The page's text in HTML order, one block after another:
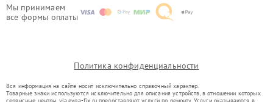
Мы принимаем
все формы оплаты
Политика конфиденциальности
Вся информация на сайте носит исключительно справочный характер.
Товарные знаки используются исключительно для описания устройств, в отношении которых
сервисные центры vla.evga-fix.ru предоставляют услуги по ремонту. Услуги оказываются в